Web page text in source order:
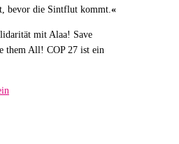
bevor die Sintflut kommt. «
mit Alaa! Save
them All! COP 27 ist ein